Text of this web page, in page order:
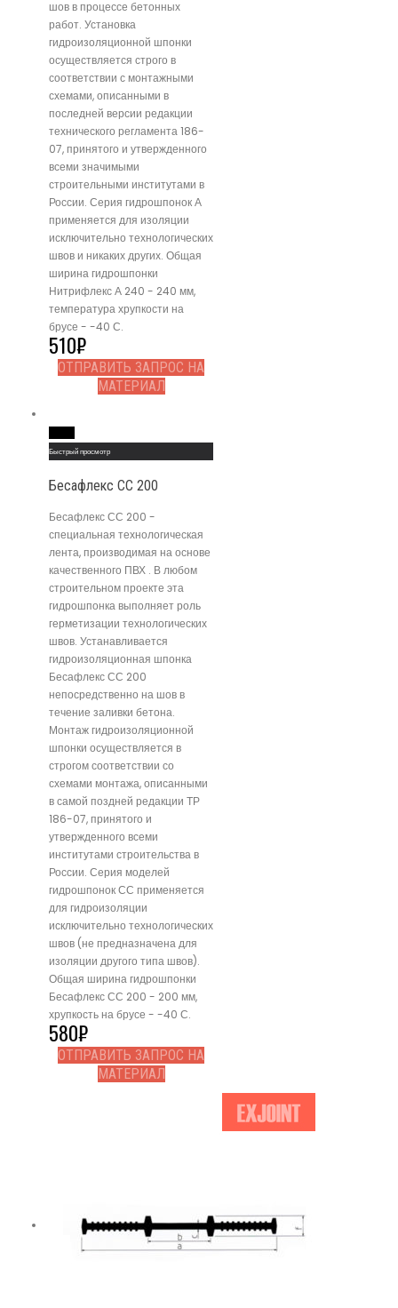
шов в процессе бетонных
работ. Установка
гидроизоляционной шпонки
осуществляется строго в
соответствии с монтажными
схемами, описанными в
последней версии редакции
технического регламента 186-
07, принятого и утвержденного
всеми значимыми
строительными институтами в
России. Серия гидрошпонок А
применяется для изоляции
исключительно технологических
швов и никаких других. Общая
ширина гидрошпонки
Нитрифлекс А 240 - 240 мм,
температура хрупкости на
брусе - -40 С.
510₽
ОТПРАВИТЬ ЗАПРОС НА
МАТЕРИАЛ
Быстрый просмотр
Бесафлекс СС 200
Бесафлекс СС 200 -
специальная технологическая
лента, производимая на основе
качественного ПВХ . В любом
строительном проекте эта
гидрошпонка выполняет роль
герметизации технологических
швов. Устанавливается
гидроизоляционная шпонка
Бесафлекс СС 200
непосредственно на шов в
течение заливки бетона.
Монтаж гидроизоляционной
шпонки осуществляется в
строгом соответствии со
схемами монтажа, описанными
в самой поздней редакции ТР
186-07, принятого и
утвержденного всеми
институтами строительства в
России. Серия моделей
гидрошпонок СС применяется
для гидроизоляции
исключительно технологических
швов (не предназначена для
изоляции другого типа швов).
Общая ширина гидрошпонки
Бесафлекс СС 200 - 200 мм,
хрупкость на брусе - -40 С.
580₽
ОТПРАВИТЬ ЗАПРОС НА
МАТЕРИАЛ